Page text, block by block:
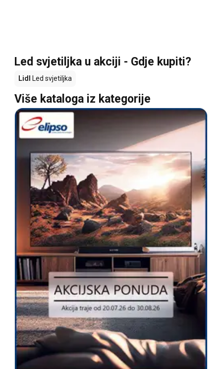
Led svjetiljka u akciji - Gdje kupiti?
Lidl Led svjetiljka
Više kataloga iz kategorije